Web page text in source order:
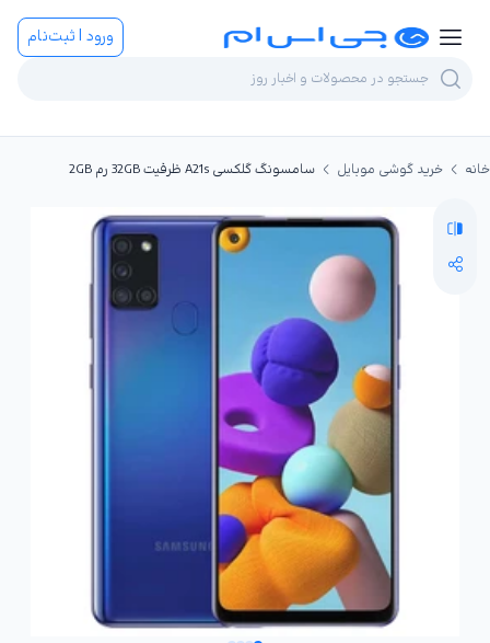
ورود | ثبت‌نام
خانه خرید گوشی موبایل سامسونگ گلکسی A21s ظرفیت 32GB رم 2GB